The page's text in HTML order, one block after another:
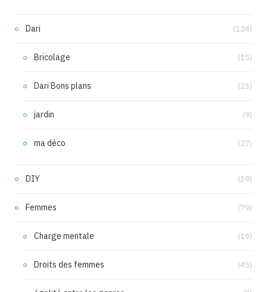
Dari (124)
Bricolage (15)
Dari Bons plans (23)
jardin (9)
ma déco (27)
DIY (39)
Femmes (79)
Charge mentale (19)
Droits des femmes (45)